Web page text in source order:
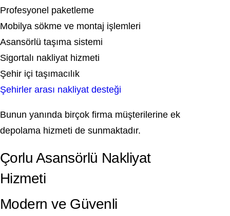
Profesyonel paketleme
Mobilya sökme ve montaj işlemleri
Asansörlü taşıma sistemi
Sigortalı nakliyat hizmeti
Şehir içi taşımacılık
Şehirler arası nakliyat desteği
Bunun yanında birçok firma müşterilerine ek
depolama hizmeti de sunmaktadır.
Çorlu Asansörlü Nakliyat
Hizmeti
Modern ve Güvenli